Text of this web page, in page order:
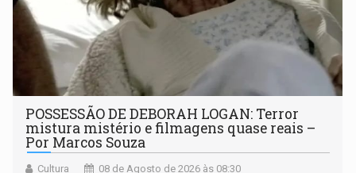
POSSESSÃO DE DEBORAH LOGAN: Terror
mistura mistério e filmagens quase reais –
Por Marcos Souza
Cultura 08 de Agosto de 2026 às 08:30